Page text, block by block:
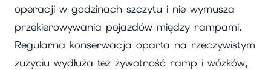
operacji w godzinach szczytu i nie wymusza
przekierowywania pojazdów między rampami.
Regularna konserwacja oparta na rzeczywistym
zużyciu wydłuża też żywotność ramp i wózków,